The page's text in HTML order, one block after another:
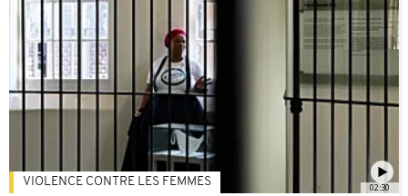
02:30
VIOLENCE CONTRE LES FEMMES